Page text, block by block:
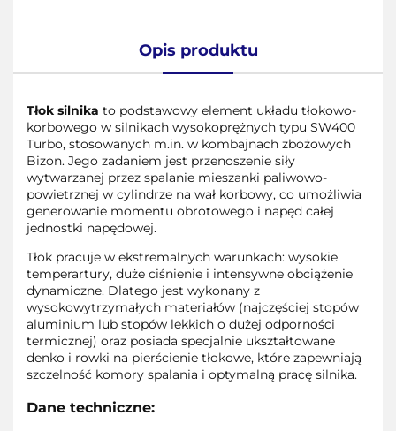
Opis produktu
Tłok silnika to podstawowy element układu tłokowo-
korbowego w silnikach wysokoprężnych typu SW400
Turbo, stosowanych m.in. w kombajnach zbożowych
Bizon. Jego zadaniem jest przenoszenie siły
wytwarzanej przez spalanie mieszanki paliwowo-
powietrznej w cylindrze na wał korbowy, co umożliwia
generowanie momentu obrotowego i napęd całej
jednostki napędowej.
Tłok pracuje w ekstremalnych warunkach: wysokie
temperartury, duże ciśnienie i intensywne obciążenie
dynamiczne. Dlatego jest wykonany z
wysokowytrzymałych materiałów (najczęściej stopów
aluminium lub stopów lekkich o dużej odporności
termicznej) oraz posiada specjalnie ukształtowane
denko i rowki na pierścienie tłokowe, które zapewniają
szczelność komory spalania i optymalną pracę silnika.
Dane techniczne: